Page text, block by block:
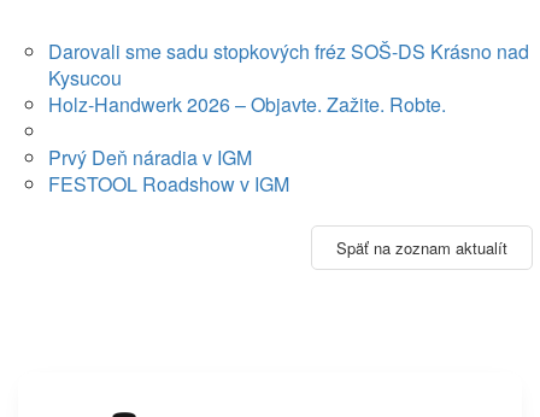
Darovali sme sadu stopkových fréz SOŠ-DS Krásno nad
Kysucou
Holz-Handwerk 2026 – Objavte. Zažite. Robte.
Prvý Deň náradia v IGM
FESTOOL Roadshow v IGM
Späť na zoznam aktualít